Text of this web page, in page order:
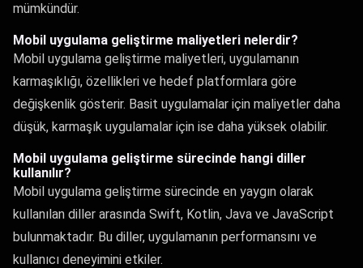
mümkündür.
Mobil uygulama geliştirme maliyetleri nelerdir?
Mobil uygulama geliştirme maliyetleri, uygulamanın
karmaşıklığı, özellikleri ve hedef platformlara göre
değişkenlik gösterir. Basit uygulamalar için maliyetler daha
düşük, karmaşık uygulamalar için ise daha yüksek olabilir.
Mobil uygulama geliştirme sürecinde hangi diller
kullanılır?
Mobil uygulama geliştirme sürecinde en yaygın olarak
kullanılan diller arasında Swift, Kotlin, Java ve JavaScript
bulunmaktadır. Bu diller, uygulamanın performansını ve
kullanıcı deneyimini etkiler.